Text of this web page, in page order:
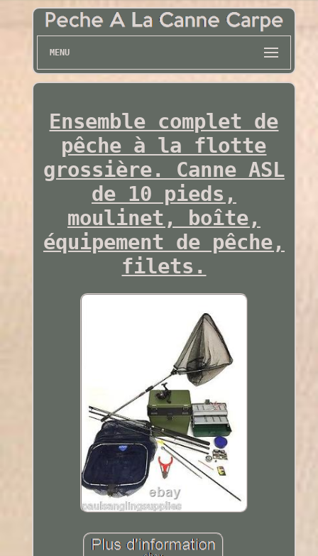
MENU
Ensemble complet de
pêche à la flotte
grossière. Canne ASL
de 10 pieds,
moulinet, boîte,
équipement de pêche,
filets.